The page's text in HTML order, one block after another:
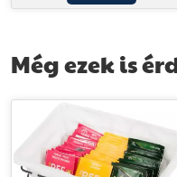
Még ezek is